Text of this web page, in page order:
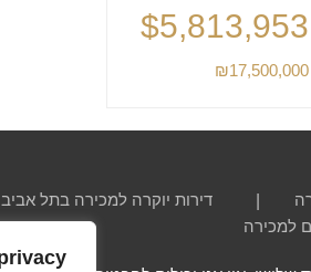
$5,813,953
₪17,500,000
דירות יוקרה למכירה בתל אביב
למכירה